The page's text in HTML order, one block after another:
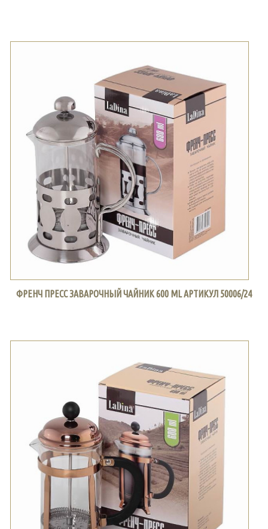
ФРЕНЧ ПРЕСС ЗАВАРОЧНЫЙ ЧАЙНИК 600 ML АРТИКУЛ 50006/24